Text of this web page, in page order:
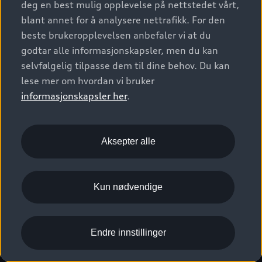
S/RS
Konseptbiler og prototyper
Prislister
Leasing
Bilgarantier
Audi Forsikring
Verkstedtjenester
Functions on demand
Kom i gang med myAudi
Kundeservice
Nyhetsbrev
Presse
Karriere
Bli sertifisert merkeverksted
Autoretur
Åpenhetsloven
© 2026 AUDI NORGE. All Rights Reserved.
Imprint Ansvarserklæring
Personvern
Informasjonskapsler (cookies)
Juridisk informasjon AUDI AG
deg en best mulig opplevelse på nettstedet vårt,
blant annet for å analysere nettrafikk. For den
beste brukeropplevelsen anbefaler vi at du
godtar alle informasjonskapsler, men du kan
selvfølgelig tilpasse dem til dine behov. Du kan
lese mer om hvordan vi bruker
informasjonskapsler her.
Aksepter alle
Kun nødvendige
Endre innstillinger